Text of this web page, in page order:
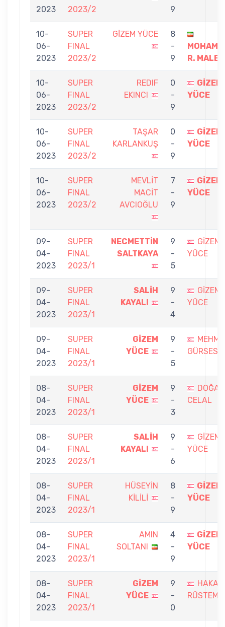
2023
2023/2
9
10-
06-
2023
SUPER
FINAL
2023/2
GİZEM YÜCE
8
-
9
R.
10-
06-
2023
SUPER
FINAL
2023/2
REDIF
EKINCI
0
-
9
GİZEM
YÜCE
10-
06-
2023
SUPER
FINAL
2023/2
TAŞAR
KARLANKUŞ
0
-
9
GİZEM
YÜCE
10-
06-
2023
SUPER
FINAL
2023/2
MEVLİT
MACİT
AVCIOĞLU
7
-
9
GİZEM
YÜCE
09-
04-
2023
SUPER
FINAL
2023/1
NECMETTİN
SALTKAYA
9
-
5
GİZEM
YÜCE
09-
04-
2023
SUPER
FINAL
2023/1
SALİH
KAYALI
9
-
4
GİZEM
YÜCE
09-
04-
2023
SUPER
FINAL
2023/1
GİZEM
YÜCE
9
-
5
GÜRSES
08-
04-
2023
SUPER
FINAL
2023/1
GİZEM
YÜCE
9
-
3
DOĞAN
CELAL
08-
04-
2023
SUPER
FINAL
2023/1
SALİH
KAYALI
9
-
6
GİZEM
YÜCE
08-
04-
2023
SUPER
FINAL
2023/1
HÜSEYİN
KİLİLİ
8
-
9
GİZEM
YÜCE
08-
04-
2023
SUPER
FINAL
2023/1
AMIN
SOLTANI
4
-
9
GİZEM
YÜCE
08-
04-
2023
SUPER
FINAL
2023/1
GİZEM
YÜCE
9
-
0
HAKAN
RÜSTEM